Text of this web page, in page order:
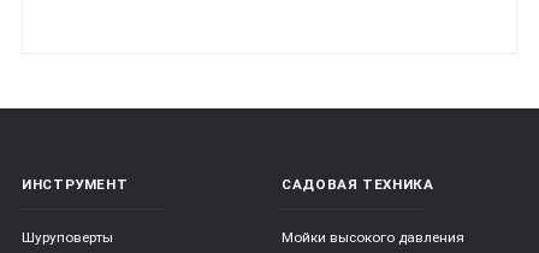
ИНСТРУМЕНТ
Шуруповерты
САДОВАЯ ТЕХНИКА
Мойки высокого давления